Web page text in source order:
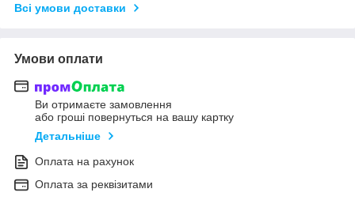
Всі умови доставки
Умови оплати
Ви отримаєте замовлення
або гроші повернуться на вашу картку
Детальніше
Оплата на рахунок
Оплата за реквізитами